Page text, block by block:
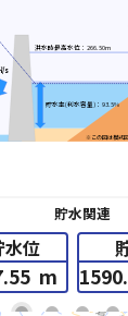
※この図は模式
洪水時最高水位：266.50m
貯水率(利水容量)：93.5%
/s
貯水関連
水位
m